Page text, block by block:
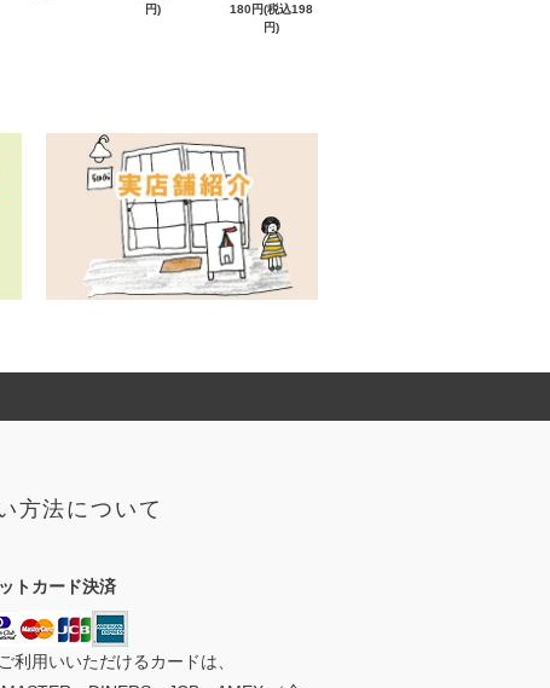
円)
180円(税込198
円)
方法について
トカード決済
利用いいただけるカードは、